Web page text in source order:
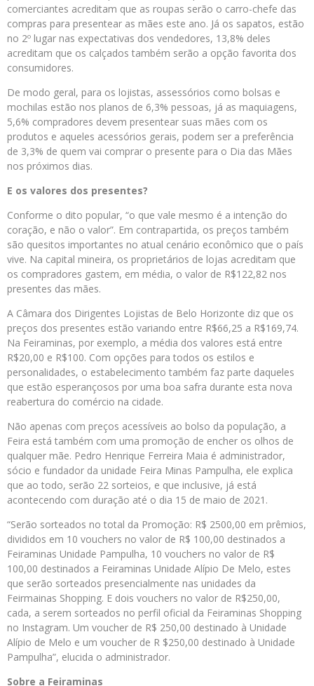
comerciantes acreditam que as roupas serão o carro-chefe das
compras para presentear as mães este ano. Já os sapatos, estão
no 2º lugar nas expectativas dos vendedores, 13,8% deles
acreditam que os calçados também serão a opção favorita dos
consumidores.
De modo geral, para os lojistas, assessórios como bolsas e
mochilas estão nos planos de 6,3% pessoas, já as maquiagens,
5,6% compradores devem presentear suas mães com os
produtos e aqueles acessórios gerais, podem ser a preferência
de 3,3% de quem vai comprar o presente para o Dia das Mães
nos próximos dias.
E os valores dos presentes?
Conforme o dito popular, “o que vale mesmo é a intenção do
coração, e não o valor”. Em contrapartida, os preços também
são quesitos importantes no atual cenário econômico que o país
vive. Na capital mineira, os proprietários de lojas acreditam que
os compradores gastem, em média, o valor de R$122,82 nos
presentes das mães.
A Câmara dos Dirigentes Lojistas de Belo Horizonte diz que os
preços dos presentes estão variando entre R$66,25 a R$169,74.
Na Feiraminas, por exemplo, a média dos valores está entre
R$20,00 e R$100. Com opções para todos os estilos e
personalidades, o estabelecimento também faz parte daqueles
que estão esperançosos por uma boa safra durante esta nova
reabertura do comércio na cidade.
Não apenas com preços acessíveis ao bolso da população, a
Feira está também com uma promoção de encher os olhos de
qualquer mãe. Pedro Henrique Ferreira Maia é administrador,
sócio e fundador da unidade Feira Minas Pampulha, ele explica
que ao todo, serão 22 sorteios, e que inclusive, já está
acontecendo com duração até o dia 15 de maio de 2021.
“Serão sorteados no total da Promoção: R$ 2500,00 em prêmios,
divididos em 10 vouchers no valor de R$ 100,00 destinados a
Feiraminas Unidade Pampulha, 10 vouchers no valor de R$
100,00 destinados a Feiraminas Unidade Alípio De Melo, estes
que serão sorteados presencialmente nas unidades da
Feirmainas Shopping. E dois vouchers no valor de R$250,00,
cada, a serem sorteados no perfil oficial da Feiraminas Shopping
no Instagram. Um voucher de R$ 250,00 destinado à Unidade
Alípio de Melo e um voucher de R $250,00 destinado à Unidade
Pampulha”, elucida o administrador.
Sobre a Feiraminas